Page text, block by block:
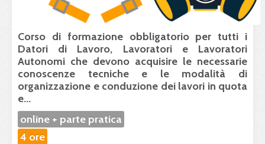
Corso di formazioneobbligatorio per tutti i
Datori di Lavoro, Lavoratori e Lavoratori
Autonomi che devono acquisire le necessarie
conoscenze tecniche e le modalità di
organizzazione e conduzione dei lavori in quota
e...
online + parte pratica
4 ore